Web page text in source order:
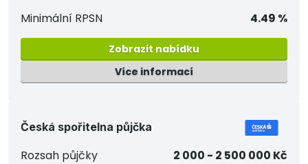
Minimální RPSN
4.49 %
Zobrazit nabídku
Více informací
Česká spořitelna půjčka
Rozsah půjčky
2 000 - 2 500 000 Kč